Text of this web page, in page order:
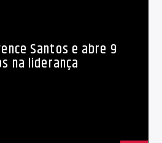
Santos e abre 9
na liderança